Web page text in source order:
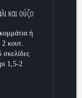
και ούζο
ή
κουτ.
1,5-2